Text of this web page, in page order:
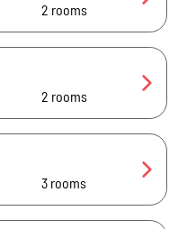
2 rooms
2 rooms
3 rooms